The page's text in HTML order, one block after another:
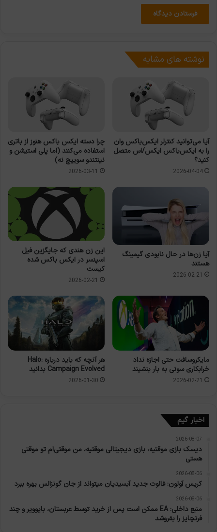
نوشته های مشابه
آیا می‌توانید کنترلر ایکس‌باکس وان
را به ایکس‌باکس ایکس/اس متصل
کنید؟
2026-04-04
چرا دسته ایکس باکس هنوز از باتری
استفاده می‌کنند (اما پلی استیشن و
نینتندو سوییچ نه)
2026-03-11
آیا زن‌ها در حال نابودی گیمینگ
هستند
2026-02-21
این زن هندی که جایگزین فیل
اسپنسر در ایکس باکس شده
کیست
2026-02-21
مایکروسافت حتی اجازه نداد
خرابکاری سونی به بار بنشیند
2026-02-21
هر آنچه که باید درباره Halo:
Campaign Evolved بدانید
2026-01-30
اخبار گیم
2026-08-07
دیسک بازی موقتیه، بازی دیجیتالی موقتیه، من موقتی‌ام تو موقتی
هستی
2026-08-06
کریس آولون: فالوت جدید آبسیدیان میتواند از جان گونزالس بهره ببرد
2026-08-06
منبع داخلی: EA ممکن است پس از خرید توسط عربستان، بایوویر و چند
فرنچایز را بفروشد